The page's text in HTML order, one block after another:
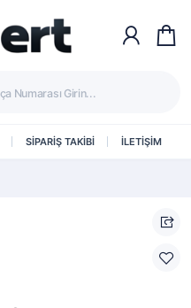
SİPARİŞ TAKİBİ İLETİŞİM